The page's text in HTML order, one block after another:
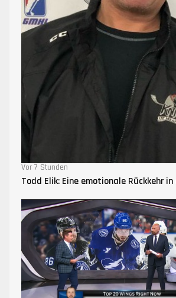
Vor 7 Stunden
Todd Elik: Eine emotionale Rückkehr